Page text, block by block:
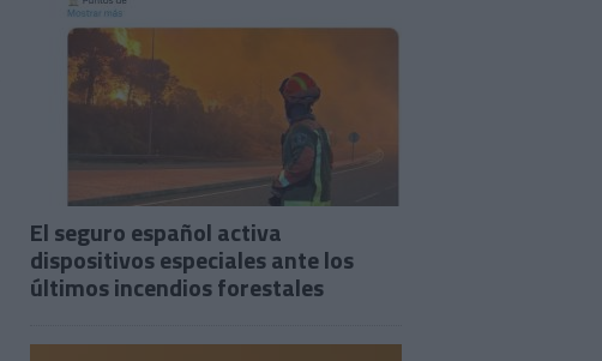
El seguro español activa
dispositivos especiales ante los
últimos incendios forestales